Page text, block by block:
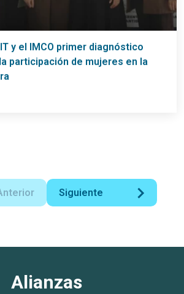
y el IMCO primer diagnóstico
participación de mujeres en la
Siguiente
Alianzas